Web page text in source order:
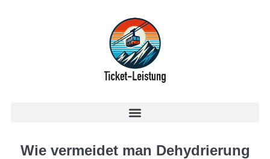
Wie vermeidet man Dehydrierung